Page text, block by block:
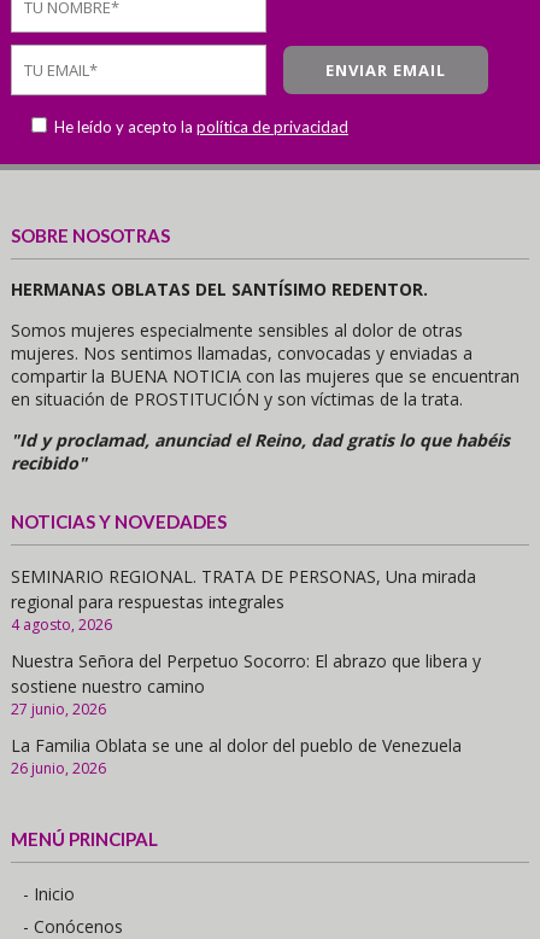
He leído y acepto la política de privacidad
SOBRE NOSOTRAS
HERMANAS OBLATAS DEL SANTÍSIMO REDENTOR.
Somos mujeres especialmente sensibles al dolor de otras
mujeres. Nos sentimos llamadas, convocadas y enviadas a
compartir la BUENA NOTICIA con las mujeres que se encuentran
en situación de PROSTITUCIÓN y son víctimas de la trata.
"Id y proclamad, anunciad el Reino, dad gratis lo que habéis
recibido"
NOTICIAS Y NOVEDADES
SEMINARIO REGIONAL. TRATA DE PERSONAS, Una mirada
regional para respuestas integrales
4 agosto, 2026
Nuestra Señora del Perpetuo Socorro: El abrazo que libera y
sostiene nuestro camino
27 junio, 2026
La Familia Oblata se une al dolor del pueblo de Venezuela
26 junio, 2026
MENÚ PRINCIPAL
- Inicio
- Conócenos